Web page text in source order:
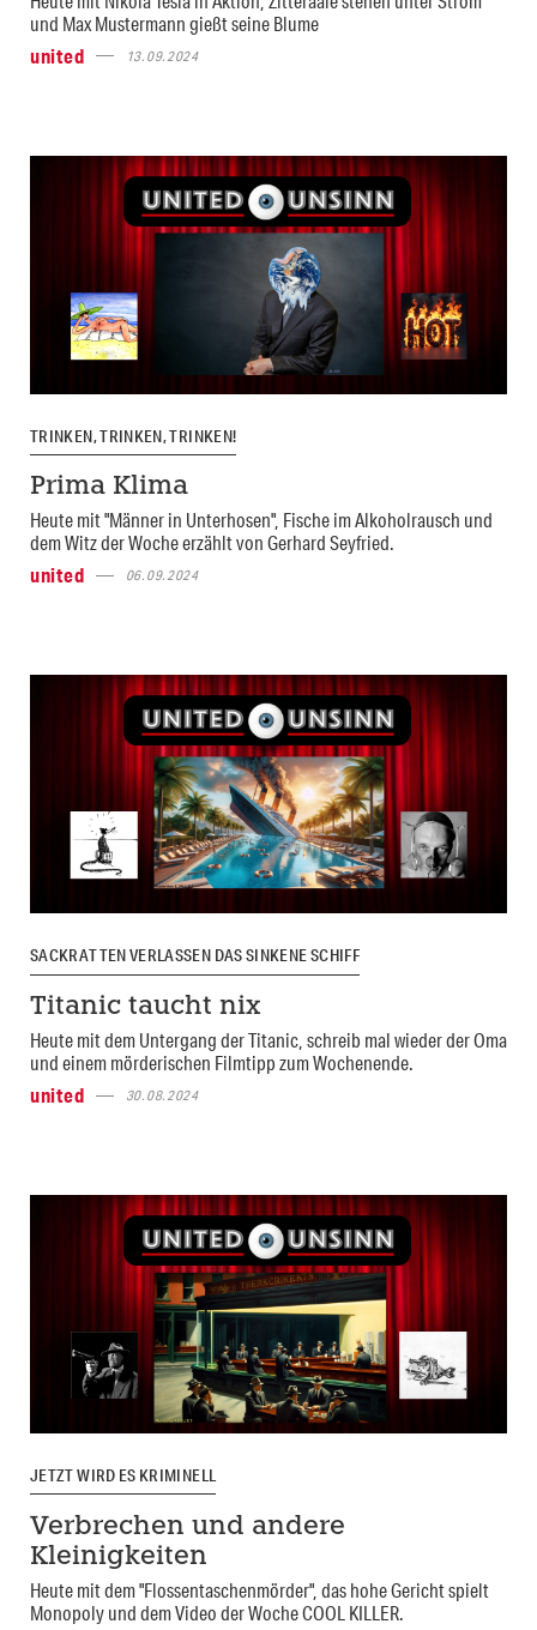
und Max Mustermann gießt seine Blume
united
13.09.2024
TRINKEN, TRINKEN, TRINKEN!
Prima Klima
Heute mit "Männer in Unterhosen", Fische im Alkoholrausch und
dem Witz der Woche erzählt von Gerhard Seyfried.
united
06.09.2024
SACKRATTEN VERLASSEN DAS SINKENE SCHIFF
Titanic taucht nix
Heute mit dem Untergang der Titanic, schreib mal wieder der Oma
und einem mörderischen Filmtipp zum Wochenende.
united
30.08.2024
JETZT WIRD ES KRIMINELL
Verbrechen und andere
Kleinigkeiten
Heute mit dem "Flossentaschenmörder", das hohe Gericht spielt
Monopoly und dem Video der Woche COOL KILLER.